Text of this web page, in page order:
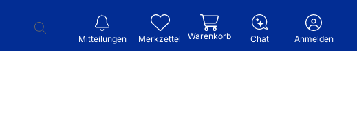
Mitteilungen Merkzettel Warenkorb Chat Anmelden